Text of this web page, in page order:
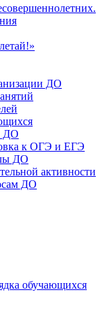
ДО
ДО
к ОГЭ и ЕГЭ
ДО
активности
ДО
обучающихся